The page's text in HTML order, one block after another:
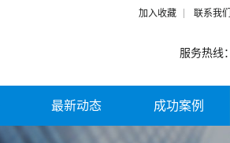
加入收藏 联系我们
服务热线：
最新动态 成功案例